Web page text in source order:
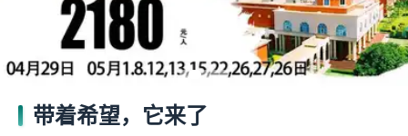
带着希望，它来了